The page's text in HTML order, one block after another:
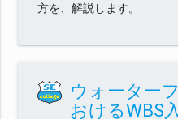
方を、解説します。
ウォーター
おけるWBS